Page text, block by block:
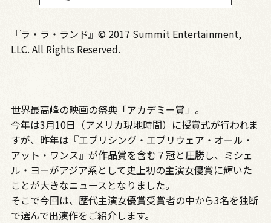
『ラ・ラ・ランド』© 2017 Summit Entertainment,
LLC. All Rights Reserved.
世界最高峰の映画の祭典「アカデミー賞」。
今年は3月10日（アメリカ現地時間）に授賞式が行われま
すが、昨年は『エブリシング・エブリウェア・オール・
アット・ワンス』が作品賞を含む７冠と圧勝し、ミシェ
ル・ヨーがアジア系として史上初の主演女優賞に輝いた
ことが大きなニュースとなりました。
そこで今回は、歴代主演女優賞受賞者の中から3名を独断
で選んで出演作をご紹介します。